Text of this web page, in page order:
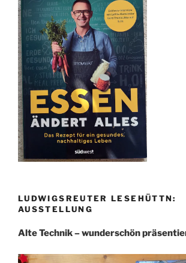
LUDWIGSREUTER LESEHÜTTN:
AUSSTELLUNG
Alte Technik – wunderschön